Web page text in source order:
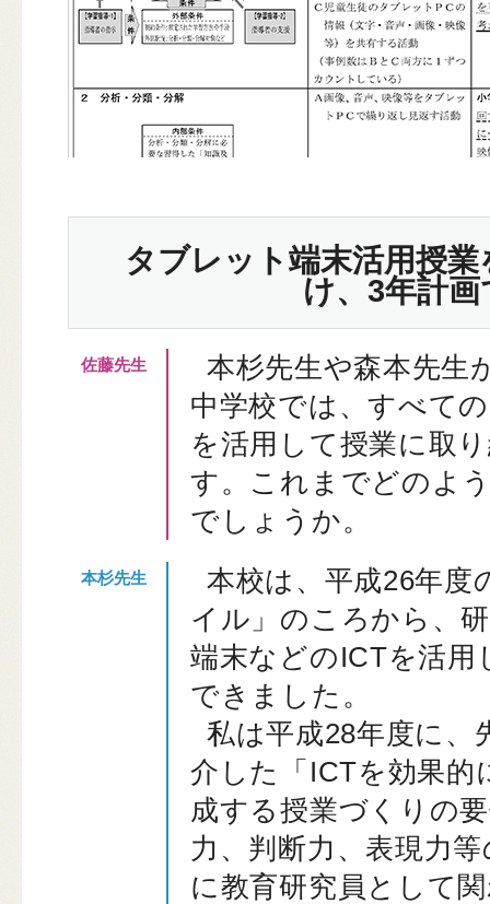
タブレット端末活用授
け、3年計画
本杉先生や森本先生
中学校では、すべて
を活用して授業に取
す。これまでどのよ
でしょうか。
本校は、平成26年度
イル」のころから、
端末などのICTを活用
できました。
私は平成28年度に、
介した「ICTを効果的
成する授業づくりの
力、判断力、表現力
に教育研究員として